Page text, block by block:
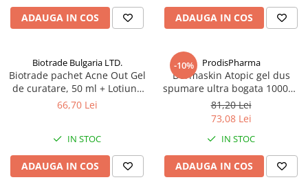
Antioxidanti
Altele-Suplimente alimentare
ADAUGA IN COS ADAUGA IN COS
Biotrade Bulgaria LTD.
Biotrade pachet Acne Out Gel
de curatare, 50 ml + Lotiune
activa, 20 ml + Crema
66,70 Lei
IN STOC
ADAUGA IN COS
-10% ProdisPharma
Dermaskin Atopic gel dus
spumare ultra bogata 1000ml
Zephyr Labs
81,20 Lei
73,08 Lei
IN STOC
ADAUGA IN COS